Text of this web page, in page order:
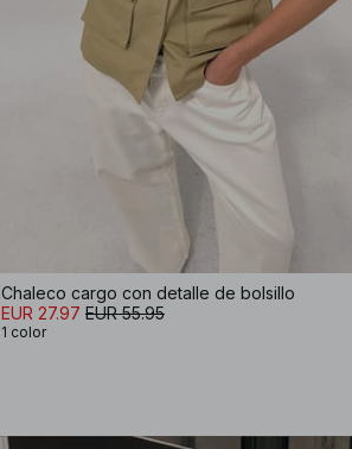
Chaleco cargo con detalle de bolsillo
EUR 27.97 EUR 55.95
1 color